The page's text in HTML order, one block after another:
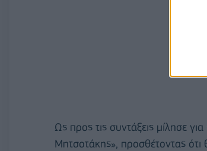
Ως προς τις συντάξεις μίλησε
Μητσοτάκης», προσθέτοντας ότι